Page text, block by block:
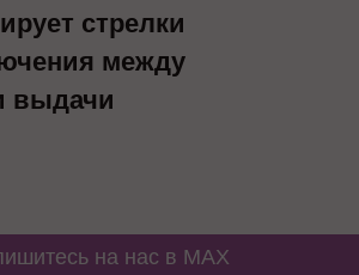
стрелки
между
выдачи
на нас в MAX